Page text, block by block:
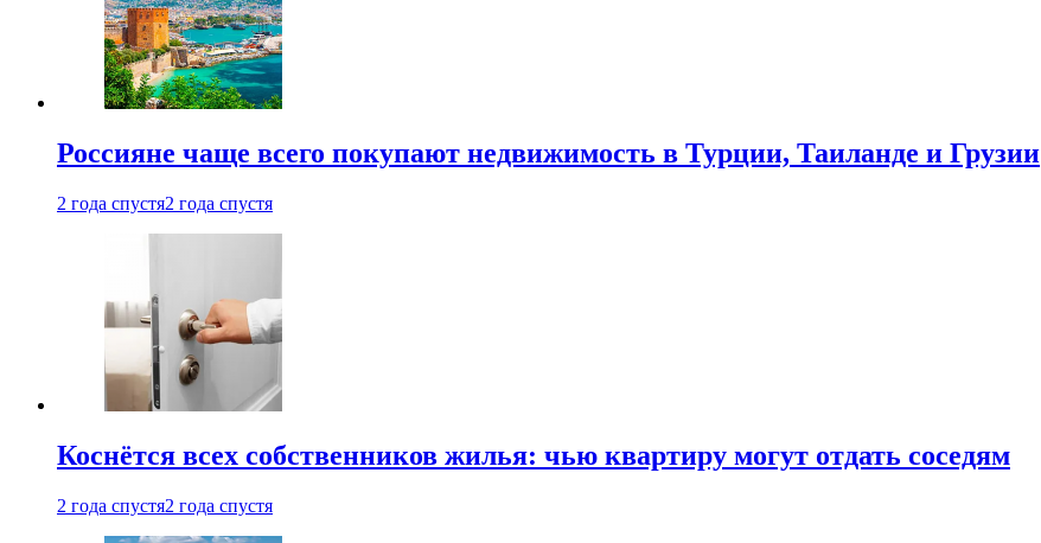
Россияне чаще всего покупают недвижимость в Турции, Таиланде и Грузии
2 года спустя2 года спустя
Коснётся всех собственников жилья: чью квартиру могут отдать соседям
2 года спустя2 года спустя